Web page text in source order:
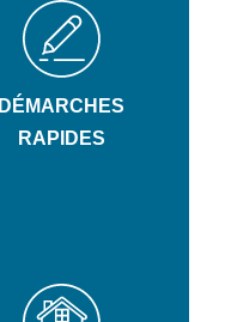
DÉMARCHES
RAPIDES